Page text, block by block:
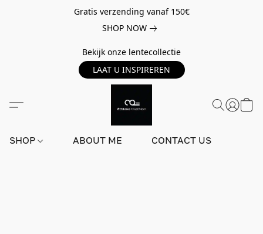
Gratis verzending vanaf 150€
SHOP NOW
Bekijk onze lentecollectie
LAAT U INSPIREREN
SHOP ABOUT ME CONTACT US